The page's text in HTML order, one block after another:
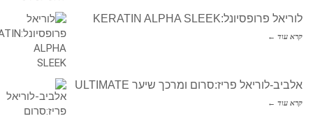
לוריאל פרופסיונל:KERATIN ALPHA SLEEK
קרא עוד ←
אלביב-לוריאל פריז:סרום ומרכך שיער ULTIMATE
קרא עוד ←